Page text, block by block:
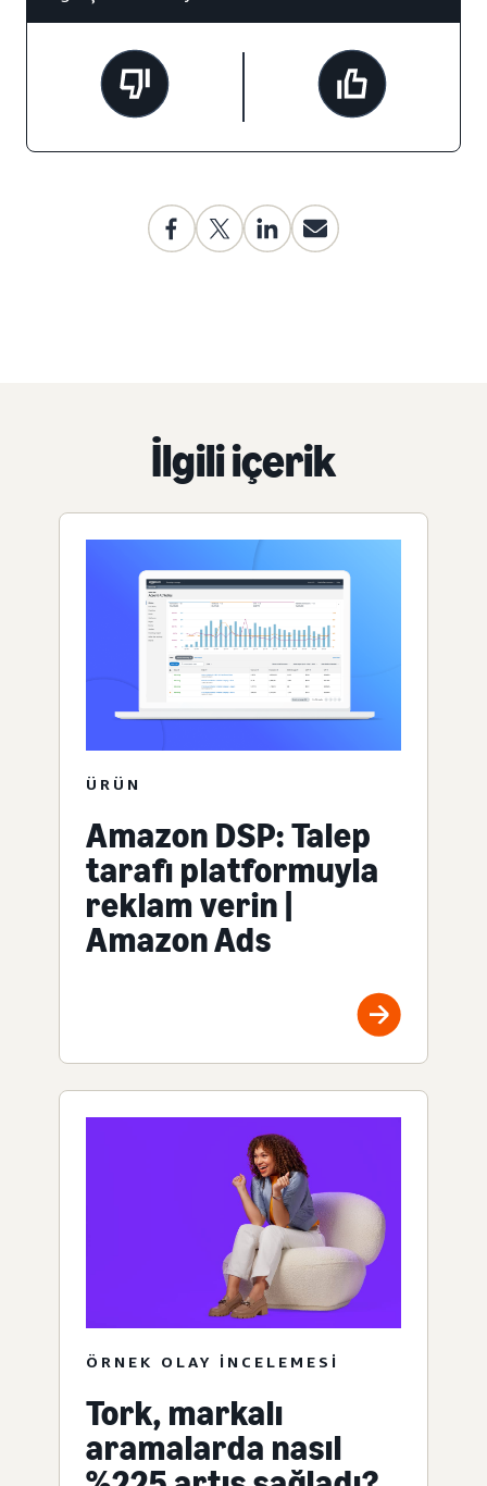
İlgili içerik
ÜRÜN
Amazon DSP: Talep
tarafı platformuyla
reklam verin |
Amazon Ads
ÖRNEK OLAY INCELEMESI
Tork, markalı
aramalarda nasıl